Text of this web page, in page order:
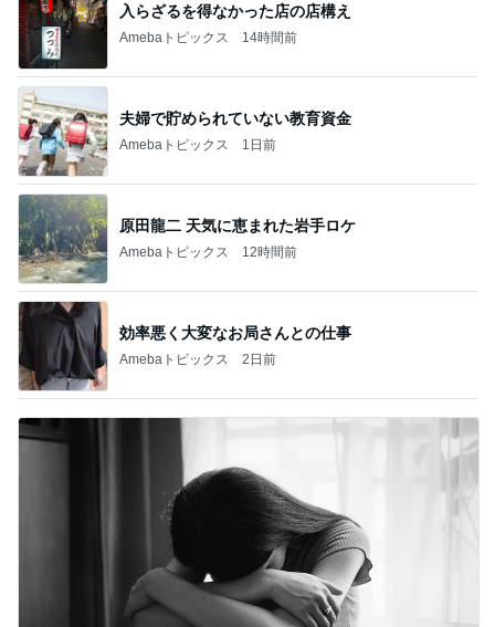
入らざるを得なかった店の店構え
Amebaトピックス 14時間前
夫婦で貯められていない教育資金
Amebaトピックス 1日前
原田龍二 天気に恵まれた岩手ロケ
Amebaトピックス 12時間前
効率悪く大変なお局さんとの仕事
Amebaトピックス 2日前